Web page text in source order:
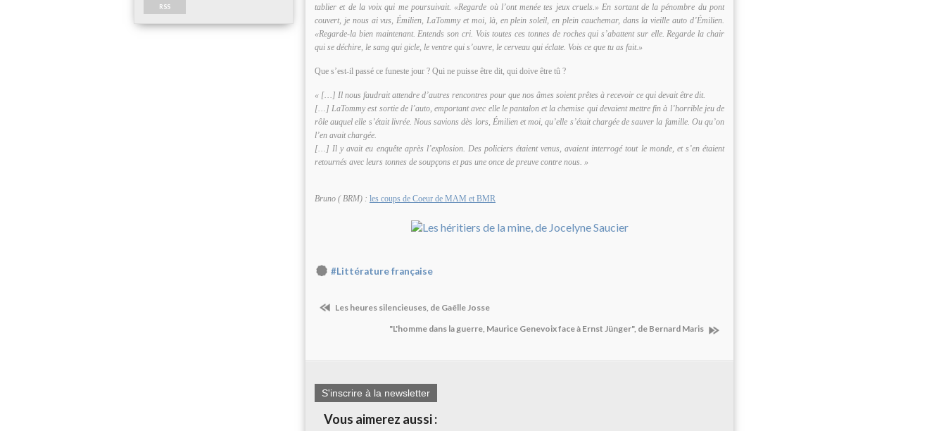
RSS
tablier et de la voix qui me poursuivait. «Regarde où l’ont menée tes jeux cruels.» En sortant de la pénombre du pont
couvert, je nous ai vus, Émilien, LaTommy et moi, là, en plein soleil, en plein cauchemar, dans la vieille auto d’Émilien.
«Regarde-la bien maintenant. Entends son cri. Vois toutes ces tonnes de roches qui s’abattent sur elle. Regarde la chair
qui se déchire, le sang qui gicle, le ventre qui s’ouvre, le cerveau qui éclate. Vois ce que tu as fait.»
Que s’est-il passé ce funeste jour ? Qui ne puisse être dit, qui doive être tû ?
« […] Il nous faudrait attendre d’autres rencontres pour que nos âmes soient prêtes à recevoir ce qui devait être dit.
[…] LaTommy est sortie de l’auto, emportant avec elle le pantalon et la chemise qui devaient mettre fin à l’horrible jeu de
rôle auquel elle s’était livrée. Nous savions dès lors, Émilien et moi, qu’elle s’était chargée de sauver la famille. Ou qu’on
l’en avait chargée.
[…] Il y avait eu enquête après l’explosion. Des policiers étaient venus, avaient interrogé tout le monde, et s’en étaient
retournés avec leurs tonnes de soupçons et pas une once de preuve contre nous. »
Bruno ( BRM) : les coups de Coeur de MAM et BMR
#Littérature française
Les heures silencieuses, de Gaëlle Josse
"L'homme dans la guerre, Maurice Genevoix face à Ernst Jünger", de Bernard Maris
S'inscrire à la newsletter
Vous aimerez aussi :